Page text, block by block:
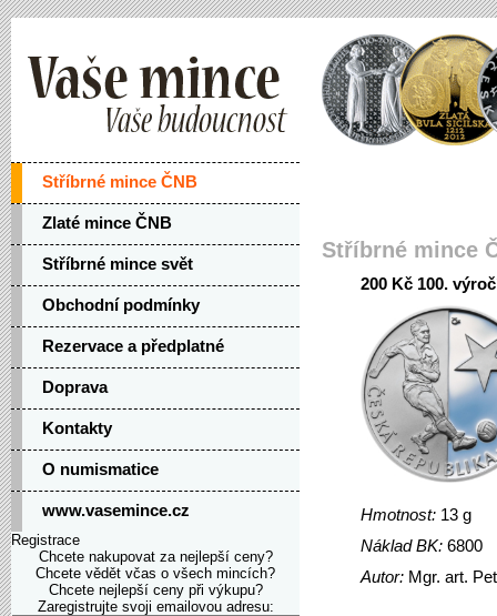
Stříbrné mince ČNB
Zlaté mince ČNB
Stříbrné mince svět
Obchodní podmínky
Rezervace a předplatné
Doprava
Kontakty
O numismatice
www.vasemince.cz
Registrace
Chcete nakupovat za nejlepší ceny?
Chcete vědět včas o všech mincích?
Chcete nejlepší ceny při výkupu?
Zaregistrujte svoji emailovou adresu:
Stříbrné mince
200 Kč 100.
Hmotnost: 13 g
Náklad BK: 6800
Autor: Mgr. art.